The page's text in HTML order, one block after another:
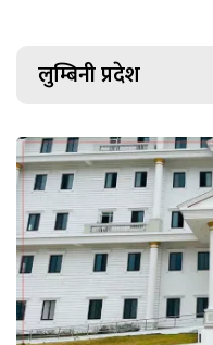
लुम्बिनी प्रदेश